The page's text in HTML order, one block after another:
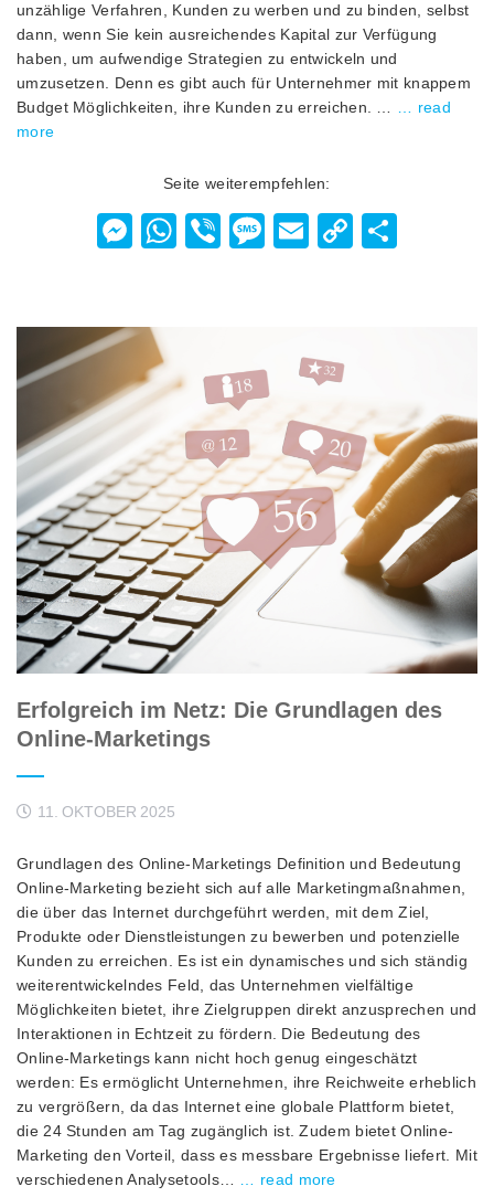
unzählige Verfahren, Kunden zu werben und zu binden, selbst
dann, wenn Sie kein ausreichendes Kapital zur Verfügung
haben, um aufwendige Strategien zu entwickeln und
umzusetzen. Denn es gibt auch für Unternehmer mit knappem
Budget Möglichkeiten, ihre Kunden zu erreichen. …
… read
more
Seite weiterempfehlen:
Messenger
WhatsApp
ViberMessage
EmailCopy
Erfolgreich im Netz: Die Grundlagen des
Online-Marketings
11. OKTOBER 2025
Grundlagen des Online-Marketings Definition und Bedeutung
Online-Marketing bezieht sich auf alle Marketingmaßnahmen,
die über das Internet durchgeführt werden, mit dem Ziel,
Produkte oder Dienstleistungen zu bewerben und potenzielle
Kunden zu erreichen. Es ist ein dynamisches und sich ständig
weiterentwickelndes Feld, das Unternehmen vielfältige
Möglichkeiten bietet, ihre Zielgruppen direkt anzusprechen und
Interaktionen in Echtzeit zu fördern. Die Bedeutung des
Online-Marketings kann nicht hoch genug eingeschätzt
werden: Es ermöglicht Unternehmen, ihre Reichweite erheblich
zu vergrößern, da das Internet eine globale Plattform bietet,
die 24 Stunden am Tag zugänglich ist. Zudem bietet Online-
Marketing den Vorteil, dass es messbare Ergebnisse liefert. Mit
verschiedenen Analysetools…
… read more